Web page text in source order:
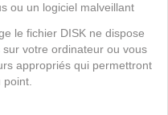
ou un logiciel malveillant
le fichier DISK ne dispose
votre ordinateur ou vous
appropriés qui permettront